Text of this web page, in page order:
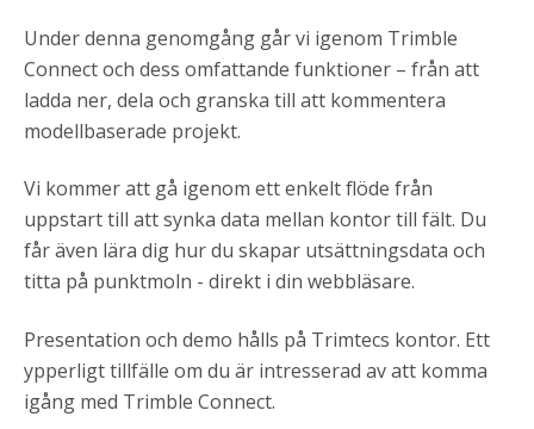
Under denna genomgång går vi igenom Trimble
Connect och dess omfattande funktioner – från att
ladda ner, dela och granska till att kommentera
modellbaserade projekt.
Vi kommer att gå igenom ett enkelt flöde från
uppstart till att synka data mellan kontor till fält. Du
får även lära dig hur du skapar utsättningsdata och
titta på punktmoln - direkt i din webbläsare.
Presentation och demo hålls på Trimtecs kontor. Ett
ypperligt tillfälle om du är intresserad av att komma
igång med Trimble Connect.